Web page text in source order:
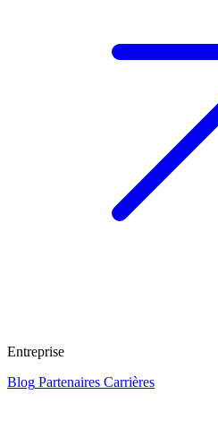
Entreprise
Blog Partenaires Carrières